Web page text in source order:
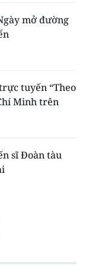
mở đường
tuyến “Theo
Minh trên
sĩ Đoàn tàu